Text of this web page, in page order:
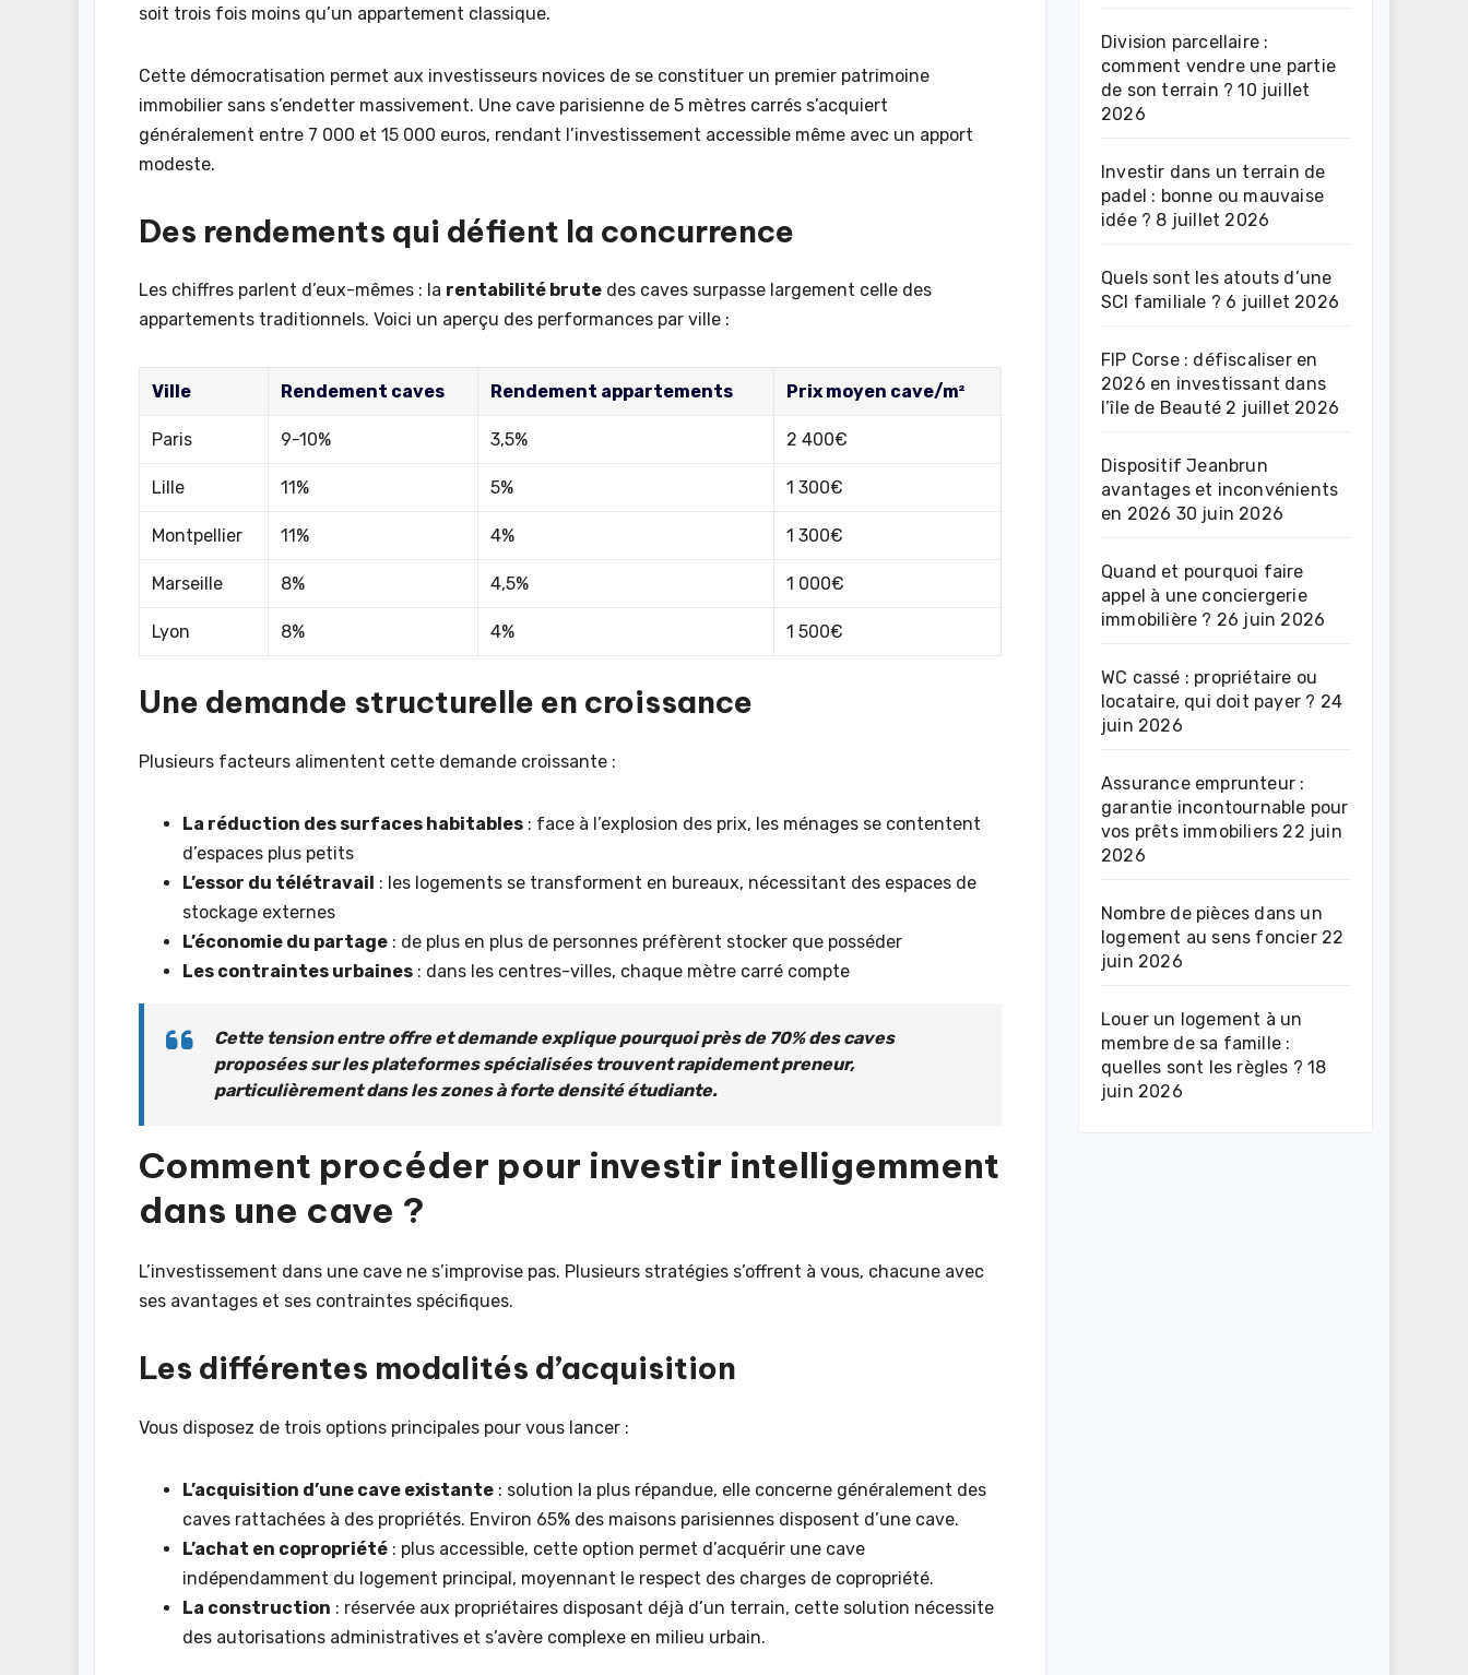
soit trois fois moins qu’un appartement classique.
Cette démocratisation permet aux investisseurs novices de se constituer un premier patrimoine
immobilier sans s’endetter massivement. Une cave parisienne de 5 mètres carrés s’acquiert
généralement entre 7 000 et 15 000 euros, rendant l’investissement accessible même avec un apport
modeste.
Des rendements qui défient la concurrence
Les chiffres parlent d’eux-mêmes : la rentabilité brute des caves surpasse largement celle des
appartements traditionnels. Voici un aperçu des performances par ville :
Ville Rendement caves Rendement appartements Prix moyen cave/m²
Paris 9-10% 3,5% 2 400€
Lille 11% 5% 1 300€
Montpellier 11% 4% 1 300€
Marseille 8% 4,5% 1 000€
Lyon 8% 4% 1 500€
Une demande structurelle en croissance
Plusieurs facteurs alimentent cette demande croissante :
La réduction des surfaces habitables : face à l’explosion des prix, les ménages se contentent
d’espaces plus petits
L’essor du télétravail : les logements se transforment en bureaux, nécessitant des espaces de
stockage externes
L’économie du partage : de plus en plus de personnes préfèrent stocker que posséder
Les contraintes urbaines : dans les centres-villes, chaque mètre carré compte
Cette tension entre offre et demande explique pourquoi près de 70% des caves
proposéessur les plateformes spécialisées trouvent rapidement preneur,
particulièrement dans les zones à forte densité étudiante.
Comment procéder pour investir intelligemment
dans une cave ?
L’investissement dans une cave ne s’improvise pas. Plusieurs stratégies s’offrent à vous, chacune avec
ses avantages et ses contraintes spécifiques.
Les différentes modalités d’acquisition
Vous disposez de trois options principales pour vous lancer :
L’acquisition d’une cave existante : solution la plus répandue, elle concerne généralement des
caves rattachées à des propriétés. Environ 65% des maisons parisiennes disposent d’une cave.
L’achat en copropriété : plus accessible, cette option permet d’acquérir une cave
indépendamment du logement principal, moyennant le respect des charges de copropriété.
La construction : réservée aux propriétaires disposant déjà d’un terrain, cette solution nécessite
des autorisations administratives et s’avère complexe en milieu urbain.
Division parcellaire :
comment vendre une partie
de son terrain ? 10 juillet
2026
Investir dans un terrain de
padel : bonne ou mauvaise
idée ? 8 juillet 2026
Quels sont les atouts d’une
SCI familiale ? 6 juillet 2026
FIP Corse : défiscaliser en
2026 en investissant dans
l’île de Beauté 2 juillet 2026
Dispositif Jeanbrun
avantages et inconvénients
en 2026 30 juin 2026
Quand et pourquoi faire
appel à une conciergerie
immobilière ? 26 juin 2026
WC cassé : propriétaire ou
locataire, qui doit payer ? 24
juin 2026
Assurance emprunteur :
garantie incontournable pour
vos prêts immobiliers 22 juin
2026
Nombre de pièces dans un
logement au sens foncier 22
juin 2026
Louer un logement à un
membre de sa famille :
quelles sont les règles ? 18
juin 2026